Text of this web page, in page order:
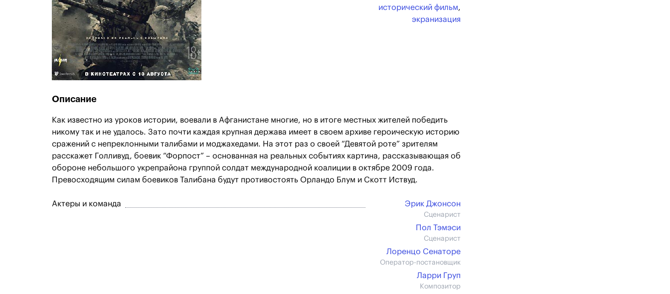
исторический фильм,
экранизация
Описание
Как известно из уроков истории, воевали в Афганистане многие, но в итоге местных жителей победить
никому так и не удалось. Зато почти каждая крупная держава имеет в своем архиве героическую историю
сражений с непреклонными талибами и моджахедами. На этот раз о своей “Девятой роте” зрителям
расскажет Голливуд, боевик “Форпост” – основанная на реальных событиях картина, рассказывающая об
обороне небольшого укрепрайона группой солдат международной коалиции в октябре 2009 года.
Превосходящим силам боевиков Талибана будут противостоять Орландо Блум и Скотт Иствуд.
Актеры и команда Эрик Джонсон
Сценарист
Пол Тэмэси
Сценарист
Лоренцо Сенаторе
Оператор-постановщик
Ларри Груп
Композитор